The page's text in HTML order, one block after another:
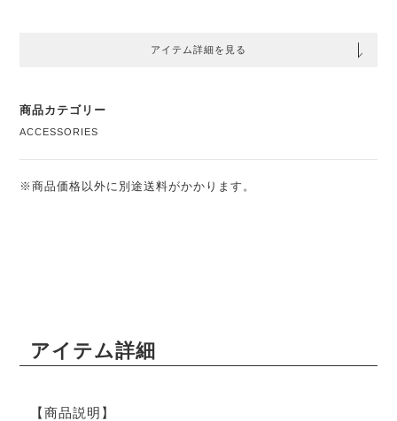
アイテム詳細を見る
商品カテゴリー
ACCESSORIES
※商品価格以外に別途送料がかかります。
アイテム詳細
【商品説明】